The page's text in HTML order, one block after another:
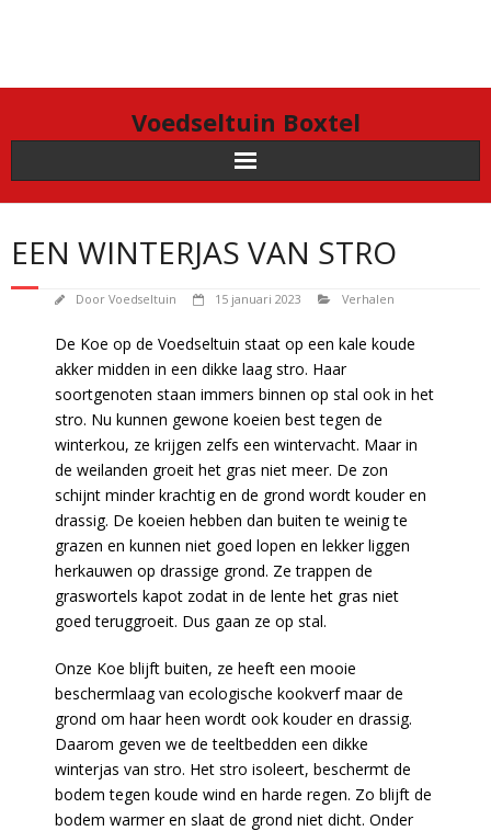
Voedseltuin Boxtel
EEN WINTERJAS VAN STRO
Door Voedseltuin 15 januari 2023 Verhalen
De Koe op de Voedseltuin staat op een kale koude
akker midden in een dikke laag stro. Haar
soortgenoten staan immers binnen op stal ook in het
stro. Nu kunnen gewone koeien best tegen de
winterkou, ze krijgen zelfs een wintervacht. Maar in
de weilanden groeit het gras niet meer. De zon
schijnt minder krachtig en de grond wordt kouder en
drassig. De koeien hebben dan buiten te weinig te
grazen en kunnen niet goed lopen en lekker liggen
herkauwen op drassige grond. Ze trappen de
graswortels kapot zodat in de lente het gras niet
goed teruggroeit. Dus gaan ze op stal.
Onze Koe blijft buiten, ze heeft een mooie
beschermlaag van ecologische kookverf maar de
grond om haar heen wordt ook kouder en drassig.
Daarom geven we de teeltbedden een dikke
winterjas van stro. Het stro isoleert, beschermt de
bodem tegen koude wind en harde regen. Zo blijft de
bodem warmer en slaat de grond niet dicht. Onder